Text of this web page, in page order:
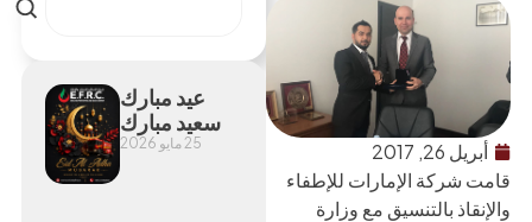
عيد مبارك
سعيد مبارك
25 مايو 2026
أبريل 26, 2017
قامت شركة الإمارات للإطفاء
والإنقاذ بالتنسيق مع وزارة